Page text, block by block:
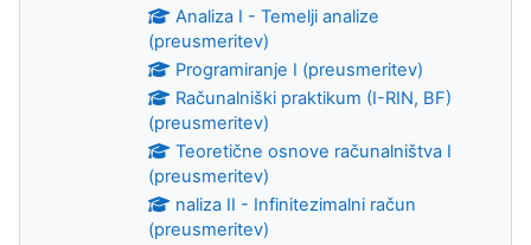
Analiza I - Temelji analize
(preusmeritev)
Programiranje I (preusmeritev)
Računalniški praktikum (I-RIN, BF)
(preusmeritev)
Teoretične osnove računalništva I
(preusmeritev)
naliza II - Infinitezimalni račun
(preusmeritev)